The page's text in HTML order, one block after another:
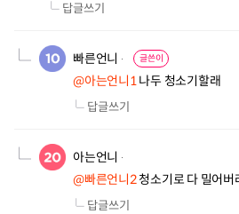
답글쓰기
빠른언니 글쓴이
@아는언니1 나두 청소기할래
답글쓰기
아는언니
@빠른언니2 청소기로 다 밀어버
답글쓰기